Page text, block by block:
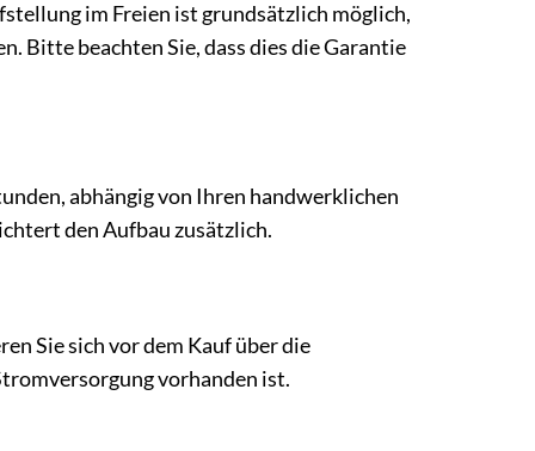
im Freien ist grundsätzlich möglich,
Bitte beachten Sie, dass dies die Garantie
abhängig von Ihren handwerklichen
den Aufbau zusätzlich.
Sie sich vor dem Kauf über die
vorhanden ist.